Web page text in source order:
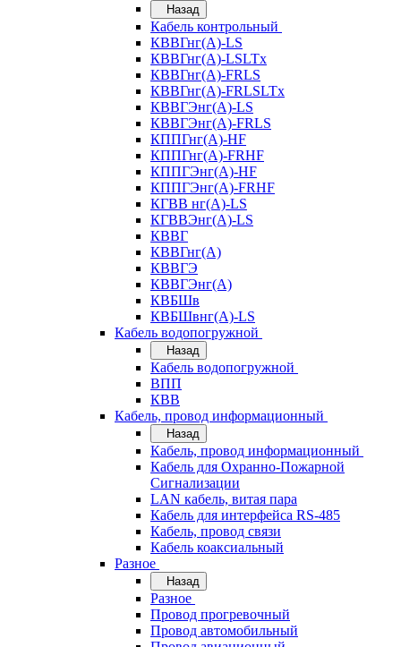
Назад
Кабель контрольный
КВВГнг(А)-LS
КВВГнг(А)-LSLTx
КВВГнг(А)-FRLS
КВВГнг(А)-FRLSLTx
КВВГЭнг(А)-LS
КВВГЭнг(А)-FRLS
КППГнг(А)-HF
КППГнг(А)-FRHF
КППГЭнг(А)-HF
КППГЭнг(А)-FRHF
КГВВ нг(А)-LS
КГВВЭнг(А)-LS
КВВГ
КВВГнг(А)
КВВГЭ
КВВГЭнг(А)
КВБШв
КВБШвнг(А)-LS
Кабель водопогружной
Назад
Кабель водопогружной
ВПП
КВВ
Кабель, провод информационный
Назад
Кабель, провод информационный
Кабель для Охранно-Пожарной
Сигнализации
LAN кабель, витая пара
Кабель для интерфейса RS-485
Кабель, провод связи
Кабель коаксиальный
Разное
Назад
Разное
Провод прогревочный
Провод автомобильный